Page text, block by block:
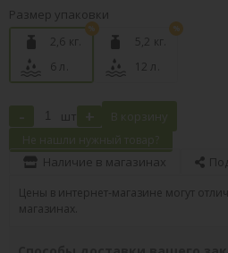
Размер упаковки
2,6 кг.
6 л.
5,2 кг.
12 л.
- шт + В корзину
Не нашли нужный товар?
Наличие в магазинах
Цены в интернет-магазине могут
магазинах.